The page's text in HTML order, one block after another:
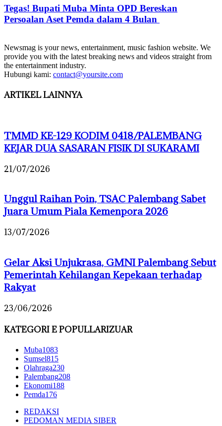
Tegas! Bupati Muba Minta OPD Bereskan
Persoalan Aset Pemda dalam 4 Bulan
Newsmag is your news, entertainment, music fashion website. We
provide you with the latest breaking news and videos straight from
the entertainment industry.
Hubungi kami: contact@yoursite.com
ARTIKEL LAINNYA
TMMD KE-129 KODIM 0418/PALEMBANG
KEJAR DUA SASARAN FISIK DI SUKARAMI
21/07/2026
Unggul Raihan Poin, TSAC Palembang Sabet
Juara Umum Piala Kemenpora 2026
13/07/2026
Gelar Aksi Unjukrasa, GMNI Palembang Sebut
Pemerintah Kehilangan Kepekaan terhadap
Rakyat
23/06/2026
KATEGORI E POPULLARIZUAR
Muba1083
Sumsel815
Olahraga230
Palembang208
Ekonomi188
Pemda176
REDAKSI
PEDOMAN MEDIA SIBER